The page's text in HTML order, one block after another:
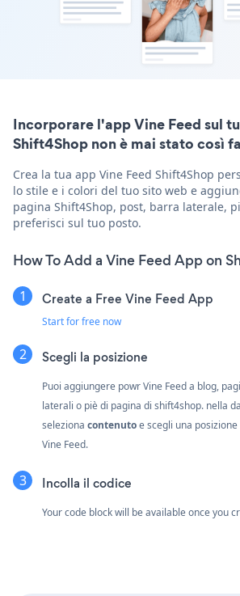
Incorporare l'app Vine Feed sul
Shift4Shop non è mai stato così
Crea la tua app Vine Feed Shift4Shop
lo stile e i colori del tuo sito web e
pagina Shift4Shop, post, barra laterale,
preferisci sul tuo posto.
How To Add a Vine Feed App on
Create a Free Vine Feed App
Start for free now
Scegli la posizione
Puoi aggiungere powr Vine Feed a blog,
laterali o piè di pagina di shift4shop. nella
seleziona contenutoe scegli una
Vine Feed.
Incolla il codice
Your code block will be available once you